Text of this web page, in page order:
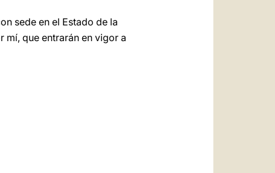
sede en el Estado de la
mí, que entrarán en vigor a